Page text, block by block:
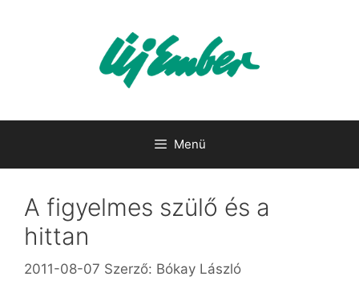
Menü
A figyelmes szülő és a
hittan
2011-08-07 Szerző: Bókay László